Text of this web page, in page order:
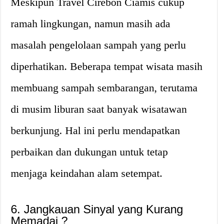
ramah lingkungan, namun masih ada
masalah pengelolaan sampah yang perlu
diperhatikan. Beberapa tempat wisata masih
membuang sampah sembarangan, terutama
di musim liburan saat banyak wisatawan
berkunjung. Hal ini perlu mendapatkan
perbaikan dan dukungan untuk tetap
menjaga keindahan alam setempat.
6. Jangkauan Sinyal yang Kurang
Memadai ?